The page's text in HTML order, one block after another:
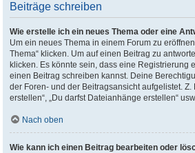
Beiträge schreiben
Wie erstelle ich ein neues Thema oder eine
Um ein neues Thema in einem Forum zu
Thema“ klicken. Um auf einen Beitrag zu
klicken. Es könnte sein, dass eine Registrierung
einen Beitrag schreiben kannst. Deine
der Foren- und der Beitragsansicht aufgelistet. Z.
erstellen“, „Du darfst Dateianhänge erstellen“
Nach oben
Wie kann ich einen Beitrag bearbeiten oder